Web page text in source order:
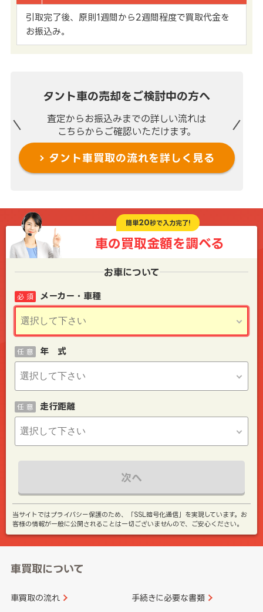
引取完了後、原則1週間から2週間程度で買取代金を
お振込み。
タント車の売却を ご検討中の方へ
査定からお振込みまでの詳しい流れは
こちらからご確認いただけます。
タント車買取の流れを詳しく見る
簡単20秒で入力完了!
車の買取金額を調べる
お車について
メーカー・車種
必 須
年 式
任 意
走行距離
任 意
次へ
当サイトではプライバシー保護のため、「SSL暗号化通信」を実現しています。お
客様の情報が一般に公開されることは一切ございませんので、ご安心ください。
車買取について
車買取の流れ 手続きに必要な書類